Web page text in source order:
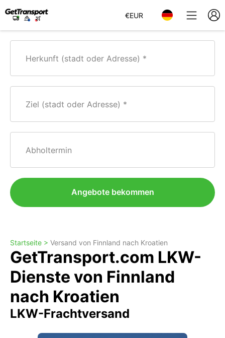
€EUR
Herkunft (stadt oder Adresse)
Ziel (stadt oder Adresse)
Abholtermin
Angebote bekommen
Startseite > Versand von Finnland nach Kroatien
GetTransport.com LKW-
Dienste von Finnland
nach Kroatien
LKW-Frachtversand